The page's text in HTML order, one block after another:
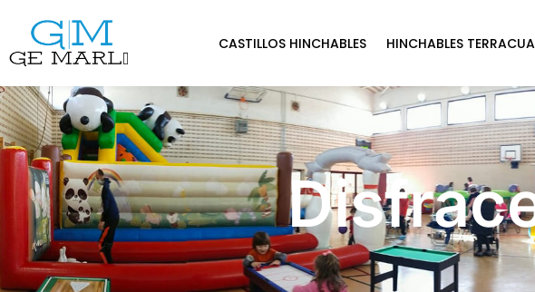
CASTILLOS HINCHABLES HINCHABLES